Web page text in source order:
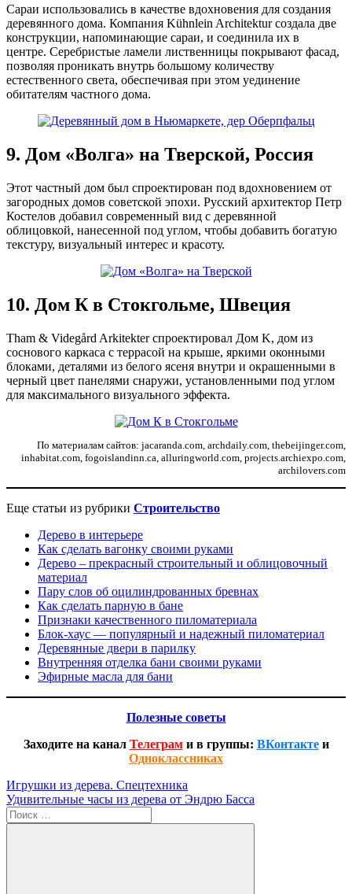
Сараи использовались в качестве вдохновения для создания
деревянного дома. Компания Kühnlein Architektur создала две
конструкции, напоминающие сараи, и соединила их в
центре. Серебристые ламели лиственницы покрывают фасад,
позволяя проникать внутрь большому количеству
естественного света, обеспечивая при этом уединение
обитателям частного дома.
9. Дом «Волга» на Тверской, Россия
Этот частный дом был спроектирован под вдохновением от
загородных домов советской эпохи. Русский архитектор Петр
Костелов добавил современный вид с деревянной
облицовкой, нанесенной под углом, чтобы добавить богатую
текстуру, визуальный интерес и красоту.
10. Дом К в Стокгольме, Швеция
Tham & Videgård Arkitekter спроектировал Дом K, дом из
соснового каркаса с террасой на крыше, яркими оконными
блоками, деталями из белого ясеня внутри и окрашенными в
черный цвет панелями снаружи, установленными под углом
для максимального визуального эффекта.
По материалам сайтов: jacaranda.com, archdaily.com, thebeijinger.com,
inhabitat.com, fogoislandinn.ca, alluringworld.com, projects.archiexpo.com,
archilovers.com
Еще статьи из рубрики Строительство
Дерево в интерьере
Как сделать вагонку своими руками
Дерево – прекрасный строительный и облицовочный
материал
Пару слов об оцилиндрованных бревнах
Как сделать парную в бане
Признаки качественного пиломатериала
Блок-хаус — популярный и надежный пиломатериал
Деревянные двери в парилку
Внутренняя отделка бани своими руками
Эфирные масла для бани
Полезные советы
Заходите на канал Телеграми в группы: ВКонтактеи
Одноклассниках
Навигация
по
записям
Предыдущая
запись:
Игрушки из дерева. Спецтехника
Следующая
запись:
Удивительные часы из дерева от Эндрю Басса
Поиск
для: